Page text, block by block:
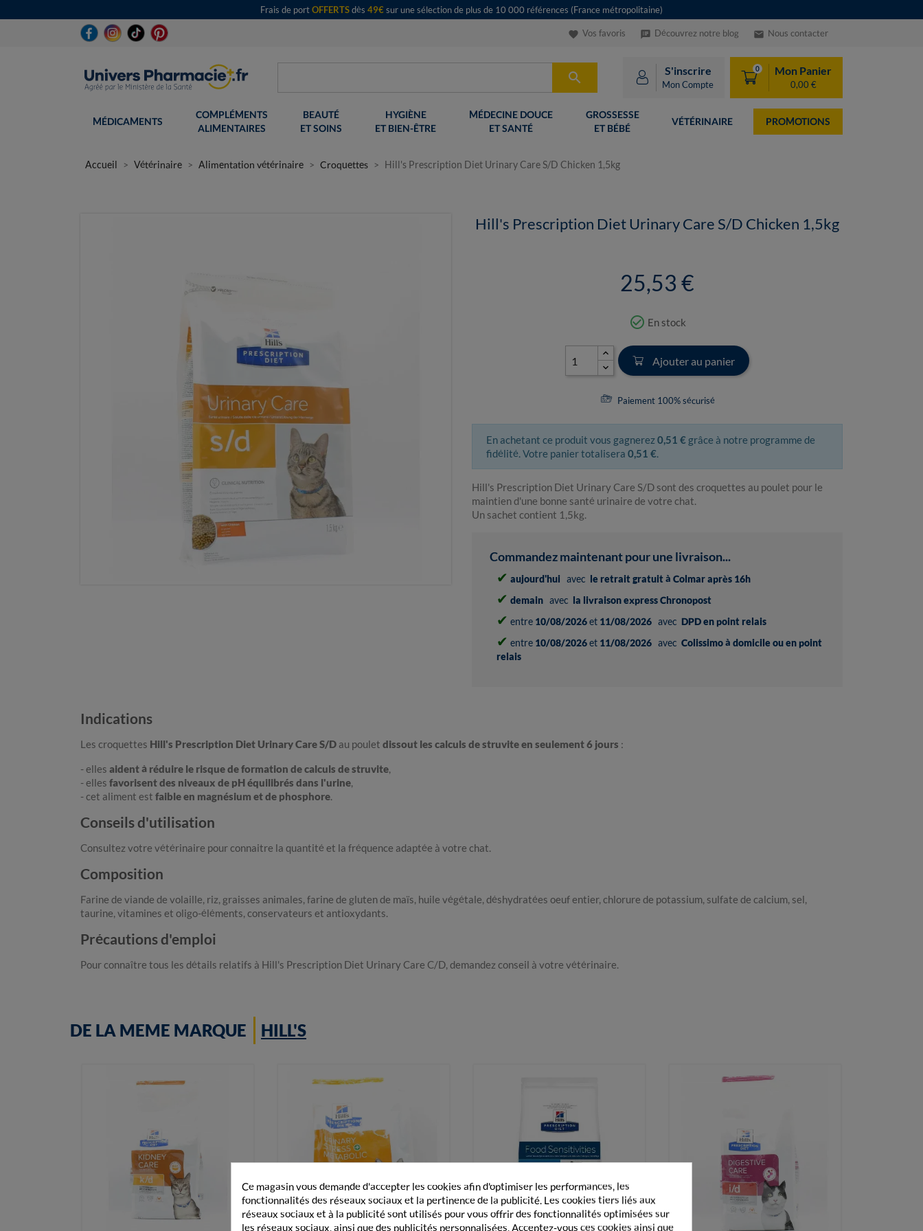
Frais de portOFFERTSdès 49€sur une sélection de plus de 10 000 références (France métropolitaine)
favorite Vos favoris speaker_notes Découvrez notre blog email Nous contacter
 S'inscrire
Mon Compte
0 Mon Panier
0,00 €
MÉDICAMENTS
COMPLÉMENTS
ALIMENTAIRES
BEAUTÉ
ET SOINS
HYGIÈNE
ET BIEN-ÊTRE
MÉDECINE DOUCE
ET SANTÉ
GROSSESSE
ET BÉBÉ
VÉTÉRINAIRE PROMOTIONS
Accueil Vétérinaire Alimentation vétérinaire Croquettes Hill's Prescription Diet Urinary Care S/D Chicken 1,5kg
Hill's Prescription Diet Urinary Care S/D Chicken 1,5kg
25,53 €
check_circle_outline En stock
Ajouter au panier
Paiement 100% sécurisé
En achetant ce produit vous gagnerez0,51 € grâce à notre programme de
fidélité. Votre panier totalisera 0,51 €.
Hill's Prescription Diet Urinary Care S/D sont des croquettes au poulet pour le
maintien d'une bonne santé urinaire de votre chat.
Un sachet contient 1,5kg.
Commandez maintenant pour une livraison...
✔ aujourd'hui avec le retrait gratuit à Colmar après 16h
✔ demain avec la livraison express Chronopost
✔ entre 10/08/2026et 11/08/2026 avec DPD en point relais
✔ entre 10/08/2026et 11/08/2026 avec Colissimo à domicile ou en point
relais
Indications
Les croquettes Hill's Prescription Diet Urinary Care S/D au poulet dissout les calculs de struvite en seulement 6 jours :
- elles aident à réduire le risque de formation de calculs de struvite,
- elles favorisent des niveaux de pH équilibrés dans l'urine,
- cet aliment est faible en magnésium et de phosphore.
Conseils d'utilisation
Consultez votre vétérinaire pour connaitre la quantité et la fréquence adaptée à votre chat.
Composition
Farine de viande de volaille, riz, graisses animales, farine de gluten de maïs, huile végétale, déshydratées oeuf entier, chlorure de potassium, sulfate de calcium, sel,
taurine, vitamines et oligo-éléments, conservateurs et antioxydants.
Précautions d'emploi
Pour connaître tous les détails relatifs à Hill's Prescription Diet Urinary Care C/D, demandez conseil à votre vétérinaire.
DE LA MEME MARQUE HILL'S
Ce magasin vous demande d'accepter les cookies afin d'optimiser les performances, les
fonctionnalités des réseaux sociaux et la pertinence de la publicité. Les cookies tiers liés aux
réseaux sociaux et à la publicité sont utilisés pour vous offrir des fonctionnalités optimisées sur
les réseaux sociaux, ainsi que des publicités personnalisées. Acceptez-vous ces cookies ainsi que